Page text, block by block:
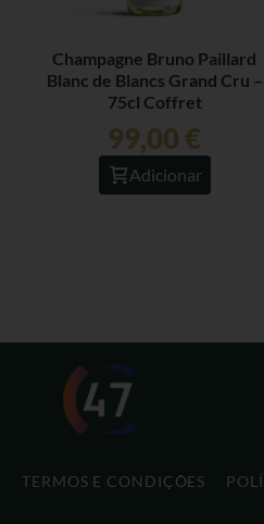
Champagne Bruno Paillard
Blanc de Blancs Grand Cru –
75cl Coffret
99,00 €
Adicionar
TERMOS E CONDIÇÕES